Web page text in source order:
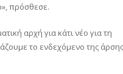
πρόσθεσε.
αρχή για κάτι νέο για τη
το ενδεχόμενο της άρσης